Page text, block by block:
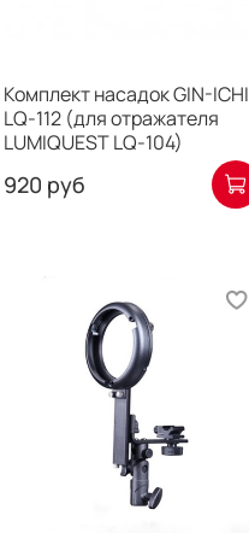
Комплект насадок GIN-ICHI
LQ-112 (для отражателя
LUMIQUEST LQ-104)
920 руб